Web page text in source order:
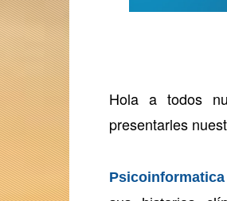
Hola a todos
presentarles
Psicoinformatica